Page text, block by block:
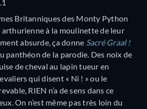
Britanniques des Monty Python
arthurienne à la moulinette de leur
absurde, ça donne Sacré Graal !
panthéon de la parodie. Des noix de
de cheval au lapin tueur en
qui disent « Ni ! » ou le
RIEN n’a de sens dans ce
On n’est même pas très loin du